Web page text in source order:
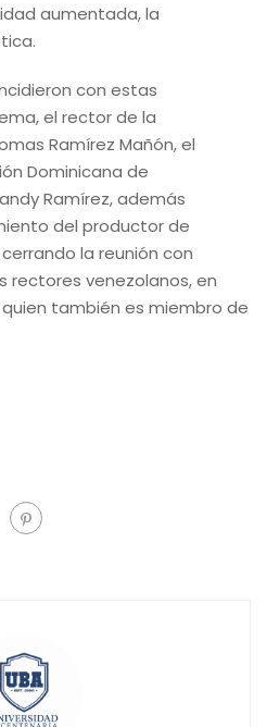
aumentada, la
con estas
el rector de la
Ramírez Mañón, el
Dominicana de
Ramírez, además
del productor de
la reunión con
rectores venezolanos, en
también es miembro de